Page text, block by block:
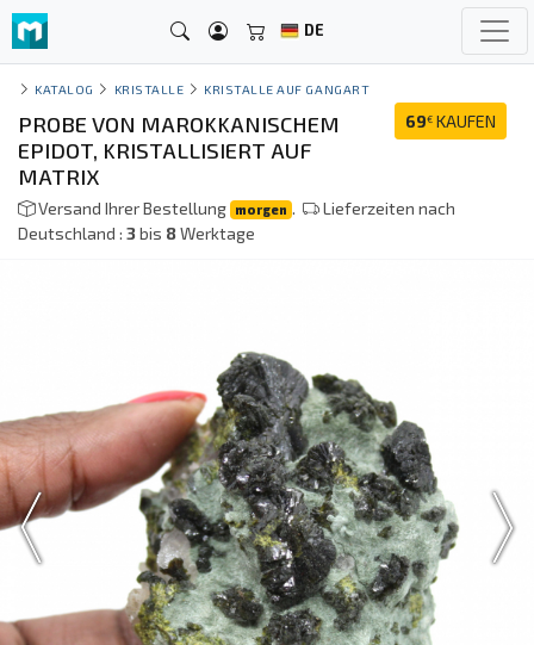
DE
KATALOG KRISTALLE KRISTALLE AUF GANGART
69€ KAUFEN
PROBE VON MAROKKANISCHEM
EPIDOT, KRISTALLISIERT AUF
MATRIX
Versand Ihrer Bestellung morgen .
Lieferzeiten nach
Deutschland : 3bis 8Werktage